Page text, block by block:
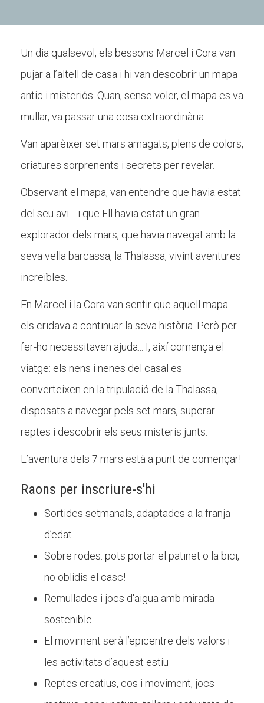
Un dia qualsevol, els bessons Marcel i Cora van
pujar a l’altell de casa i hi van descobrir un mapa
antic i misteriós. Quan, sense voler, el mapa es va
mullar, va passar una cosa extraordinària:
Van aparèixer set mars amagats, plens de colors,
criatures sorprenents i secrets per revelar.
Observant el mapa, van entendre que havia estat
del seu avi… i que Ell havia estat un gran
explorador dels mars, que havia navegat amb la
seva vella barcassa, la Thalassa, vivint aventures
increïbles.
En Marcel i la Cora van sentir que aquell mapa
els cridava a continuar la seva història. Però per
fer-ho necessitaven ajuda... I, així comença el
viatge: els nens i nenes del casal es
converteixen en la tripulació de la Thalassa,
disposats a navegar pels set mars, superar
reptes i descobrir els seus misteris junts.
L’aventura dels 7 mars està a punt de començar!
Raons per inscriure-s'hi
Sortides setmanals, adaptades a la franja
d’edat
Sobre rodes: pots portar el patinet o la bici,
no oblidis el casc!
Remullades i jocs d'aigua amb mirada
sostenible
El moviment serà l’epicentre dels valors i
les activitats d’aquest estiu
Reptes creatius, cos i moviment, jocs
La Fundació
L'equip
Missió i valors
Els comptes clars
Memòria d'activitats
Proposta educativa
ACTUALITAT
Butlletins
Xarxes socials
COL·LABORA
Fes voluntariat
Fes un donatiu